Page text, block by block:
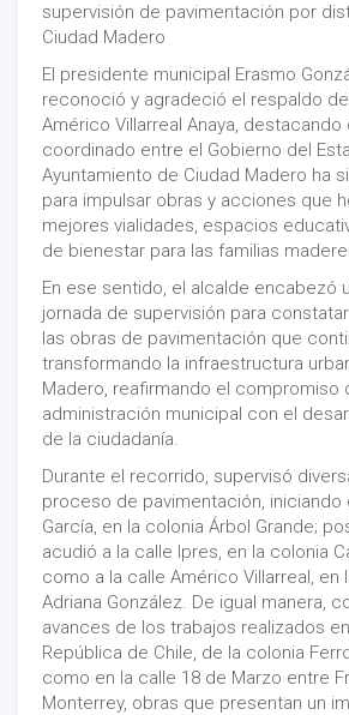
supervisión de pavimentación por
Ciudad Madero
El presidente municipal Erasmo
reconoció y agradeció el respaldo
Américo Villarreal Anaya, destacando
coordinado entre el Gobierno del
Ayuntamiento de Ciudad Madero ha
para impulsar obras y acciones que
mejores vialidades, espacios
de bienestar para las familias
En ese sentido, el alcalde encabezó
jornada de supervisión para
las obras de pavimentación que
transformando la infraestructura
Madero, reafirmando el compromiso
administración municipal con el
de la ciudadanía.
Durante el recorrido, supervisó
proceso de pavimentación, iniciando
García, en la colonia Árbol Grande;
acudió a la calle Ipres, en la colonia
como a la calle Américo Villarreal, en
Adriana González. De igual manera,
avances de los trabajos realizados
República de Chile, de la colonia
como en la calle 18 de Marzo entre
Monterrey, obras que presentan un